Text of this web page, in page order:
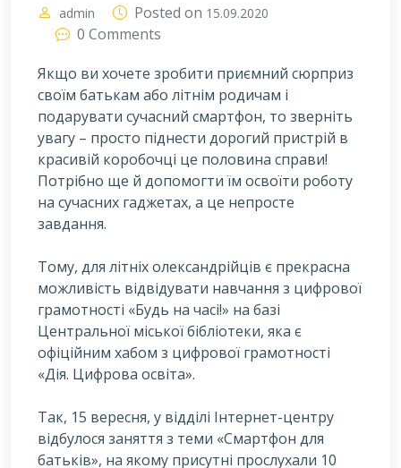
admin Posted on 15.09.2020
0 Comments
Якщо ви хочете зробити приємний сюрприз
своїм батькам або літнім родичам і
подарувати сучасний смартфон, то зверніть
увагу – просто піднести дорогий пристрій в
красивій коробочці це половина справи!
Потрібно ще й допомогти їм освоїти роботу
на сучасних гаджетах, а це непросте
завдання.
Тому, для літніх олександрійців є прекрасна
можливість відвідувати навчання з цифрової
грамотності «Будь на часі!» на базі
Центральної міської бібліотеки, яка є
офіційним хабом з цифрової грамотності
«Дія. Цифрова освіта».
Так, 15 вересня, у відділі Інтернет-центру
відбулося заняття з теми «Смартфон для
батьків», на якому присутні прослухали 10